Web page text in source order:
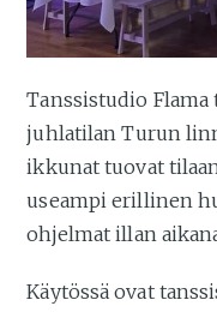
Tanssistudio
juhlatilan Turun
ikkunat tuovat
useampi erillinen
ohjelmat illan
Käytössä ovat